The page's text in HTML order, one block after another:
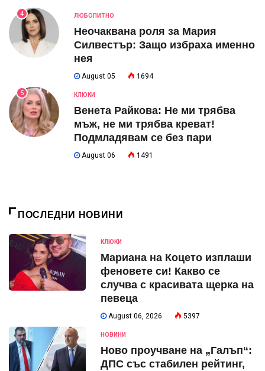
4 ЛЮБОПИТНО
Неочаквана роля за Мария
Силвестър: Защо избраха именно
нея
August 05 1694
5 КЛЮКИ
Венета Райкова: Не ми трябва
мъж, не ми трябва креват!
Подмладявам се без пари
August 06 1491
ПОСЛЕДНИ НОВИНИ
КЛЮКИ
Мариана на Коцето изплаши
феновете си! Какво се
случва с красивата щерка на
певеца
August 06, 2026 5397
НОВИНИ
Ново проучване на „Галъп“:
ДПС със стабилен рейтинг,